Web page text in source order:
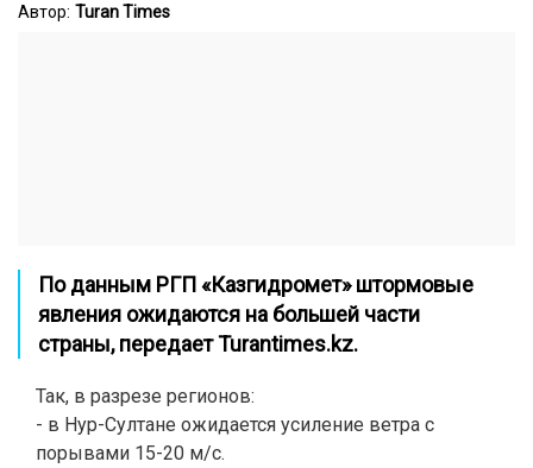
Автор: Turan Times
По данным РГП «Казгидромет» штормовые
явления ожидаются на большей части
страны, передаетTurantimes.kz.
Так, в разрезе регионов:
- в Нур-Султане ожидается усиление ветра с
порывами 15-20 м/с.